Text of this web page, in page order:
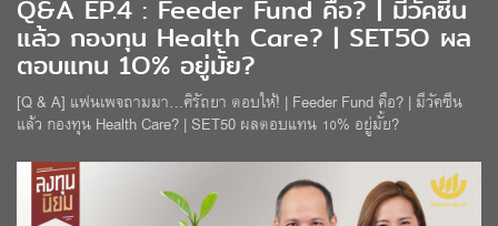
Q&A EP.4 : Feeder Fund คือ? | มีวัคซีน
แล้ว กองทุน Health Care? | SET5O ผล
ตอบแทน 1O% อยู่มั้ย?
[Q & A] แฟนเพจถามมา…ศิรัถยา ตอบให้! | Feeder Fund คือ? | มีวัคซีน
แล้ว กองทุน Health Care? | SET50 ผลตอบแทน 10% อยู่มั้ย?